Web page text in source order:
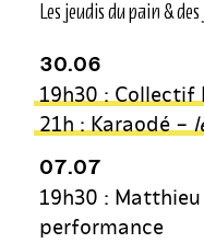
Les jeudis du pain &
30.06
19h30 : Collectif
21h : Karaodé –
07.07
19h30 : Matthieu
performance